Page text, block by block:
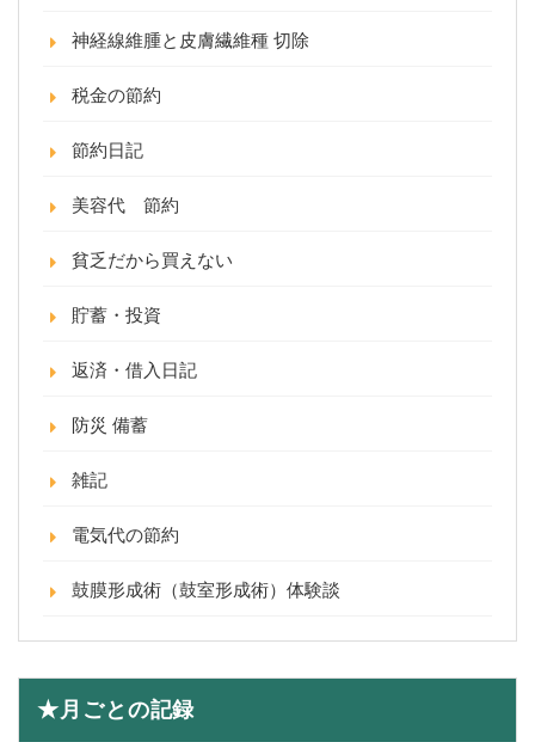
神経線維腫と皮膚繊維種 切除
税金の節約
節約日記
美容代 節約
貧乏だから買えない
貯蓄・投資
返済・借入日記
防災 備蓄
雑記
電気代の節約
鼓膜形成術（鼓室形成術）体験談
★月ごとの記録